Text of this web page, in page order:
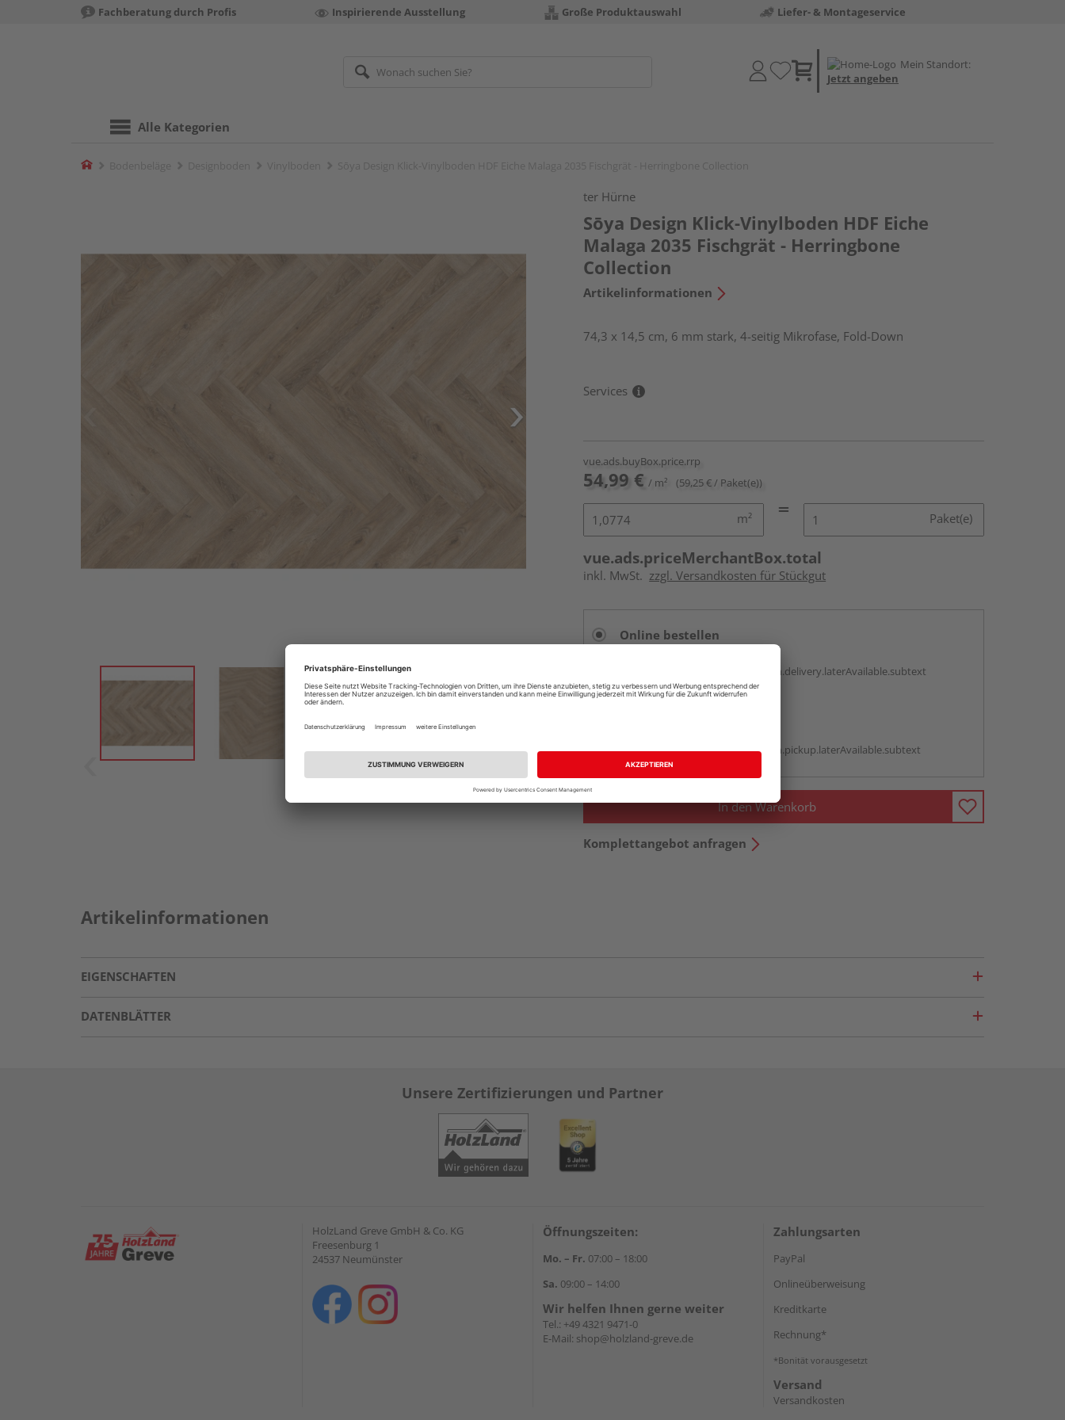
Fachberatung durch Profis Inspirierende Ausstellung Große Produktauswahl Liefer- & Montageservice
Mein Standort:
Jetzt angeben
Alle Kategorien
Home
ter Hürne
Sōya Design Klick-Vinylboden HDF Eiche
Malaga 2035 Fischgrät - Herringbone
Collection
Artikelinformationen
74,3 x 14,5 cm, 6 mm stark, 4-seitig Mikrofase, Fold-Down
Services
vue.ads.buyBox.price.rrp
54,99 € / m² (59,25 € / Paket(e))
m² Paket(e)
vue.ads.priceMerchantBox.total
inkl. MwSt. zzgl. Versandkosten für Stückgut
Online bestellen
vue.ads.priceMerchantBox.option.delivery.laterAvailable.subtext
vue.ads.priceMerchantBox.option.pickup.laterAvailable.subtext
In den Warenkorb
Komplettangebot anfragen
Artikelinformationen
EIGENSCHAFTEN
DATENBLÄTTER
Unsere Zertifizierungen und Partner
HolzLand Greve GmbH & Co. KG
Freesenburg 1
24537 Neumünster
Öffnungszeiten:
Mo. – Fr. 07:00 – 18:00
Sa. 09:00 – 14:00
Wir helfen Ihnen gerne weiter
Tel.: +49 4321 9471-0
E-Mail: shop@holzland-greve.de
Zahlungsarten
PayPal
Onlineüberweisung
Kreditkarte
Rechnung*
*Bonität vorausgesetzt
Versand
Versandkosten